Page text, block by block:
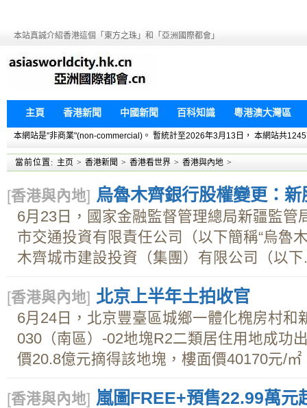
本站真誠介紹香港這個「東方之珠」和「亞洲國際都會」
主頁 香港新聞 中國新聞 百科知識 粵港澳大灣區
本網站是"非商業"(non-commercial)。 暫統計至2026年3月13日， 本網站共
當前位置: 主页 > 香港新聞 > 香港看世界 > 香港與內地 >
[香港與內地] 烏魯木齊銀行股權變更：
6月23日，國家金融監督管理總局新疆監管
市交通投資有限責任公司（以下簡稱“烏魯
木齊城市建設投資（集團）有限公司（以下
[香港與內地] 北京上半年土拍收官
6月24日，北京豐臺區城鄉一體化槐房村和
030（南區）-02地塊R2二類居住用地成功
價20.8億元摘得該地塊，樓面價40170元/
[香港與內地] 嵐圖FREE+預售22.99萬元